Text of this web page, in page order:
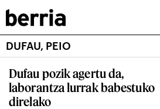
DUFAU, PEIO
Dufau pozik agertu da,
laborantza lurrak babestuko
direlako